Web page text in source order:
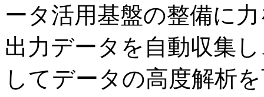
ータ活用基盤の整備に
出力データを自動収集
してデータの高度解析